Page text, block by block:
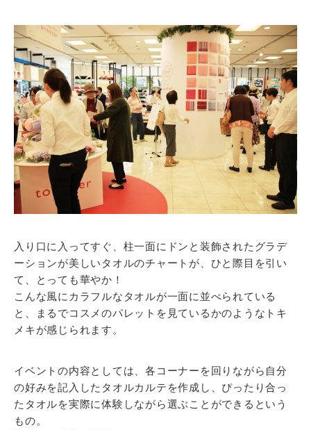
入り口に入ってすぐ、柱一面にドンと装飾されたグラデ
ーションが美しいタオルのチャートが、ひと際目を引い
て、とっても華やか！
こんな風にカラフルなタオルが一面に並べられている
と、まるでコスメのパレットを見ているかのようなトキ
メキが感じられます。
イベントの内容としては、各コーナーを回りながら自分
の好みを記入したタオルカルテを作成し、ぴったり合っ
たタオルを実際に体験しながら選ぶことができるという
もの。